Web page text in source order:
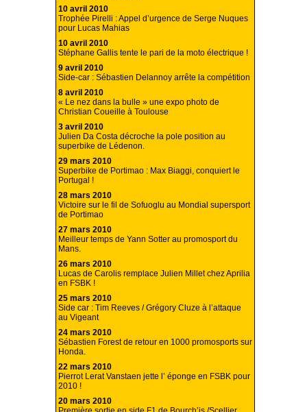
10 avril 2010
Trophée Pirelli : Appel d’urgence de Serge Nuques
pour Lucas Mahias
10 avril 2010
Stéphane Gallis tente le pari de la moto électrique !
9 avril 2010
Side-car : Sébastien Delannoy arrête la compétition
8 avril 2010
« Le nez dans la bulle » une expo photo de
Christian Coueille à Toulouse
3 avril 2010
Julien Da Costa décroche la pole position au
superbike de Lédenon.
29 mars 2010
Superbike de Portimao : Max Biaggi, conquiert le
Portugal !
28 mars 2010
Victoire sur le fil de Sofuoglu au Mondial supersport
de Portimao
27 mars 2010
Meilleur temps de Yann Sotter au promosport du
Mans.
26 mars 2010
Lucas de Carolis remplace Julien Millet chez Aprilia
en FSBK !
25 mars 2010
Side car : Tim Reeves / Grégory Cluze à l’attaque
au Vigeant
24 mars 2010
Sébastien Forest de retour en 1000 promosports sur
Honda.
22 mars 2010
Pierrot Lerat Vanstaen jette l’ éponge en FSBK pour
2010 !
20 mars 2010